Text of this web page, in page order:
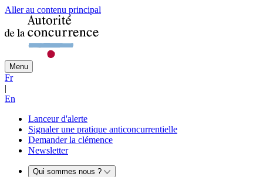
Aller au contenu principal
Menu
Fr
|
En
Lanceur d'alerte
Signaler une pratique anticoncurrentielle
Demander la clémence
Newsletter
Qui sommes nous ?